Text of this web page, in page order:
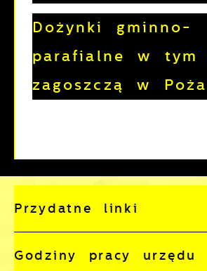
Dożynki gminno-
parafialne w tym
zagoszczą w
Przydatne linki
Godziny pracy urzędu